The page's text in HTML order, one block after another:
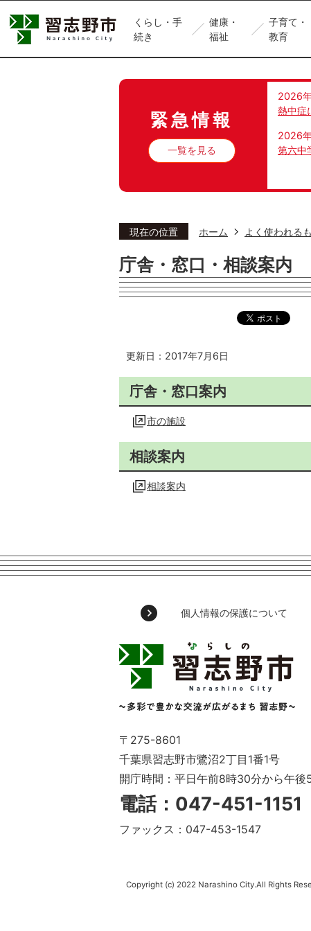
くらし・手
続き
健康・
福祉
子育て・
教育
緊急情報
一覧を見る
2026
熱中症
2026
第六中
現在の位置 ホーム よく使われる
庁舎・窓口・相談案内
更新日：2017年7月6日
庁舎・窓口案内
市の施設
相談案内
相談案内
個人情報の保護について
習
志
Narashino
～
多
彩
で
豊
か
な
交
広
〒275-8601
千葉県習志野市鷺沼2丁目1番1号
開庁時間：平日午前8時30分から午後
電話：047-451-1151
ファックス：047-453-1547
Copyright (c) 2022 Narashino City.All Rights